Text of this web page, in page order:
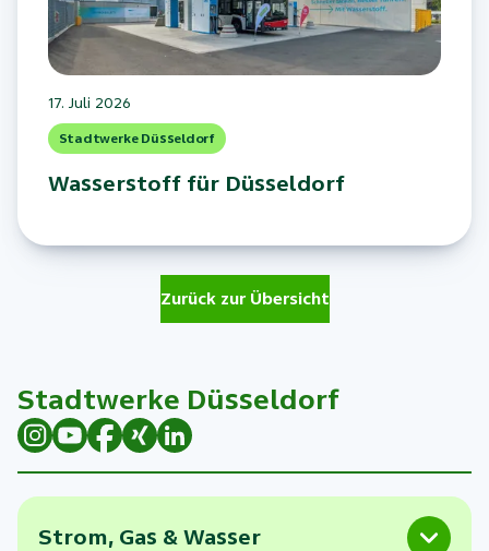
17. Juli 2026
Stadtwerke Düsseldorf
Wasserstoff für Düsseldorf
Zurück zur Übersicht
Stadtwerke Düsseldorf
Strom, Gas & Wasser